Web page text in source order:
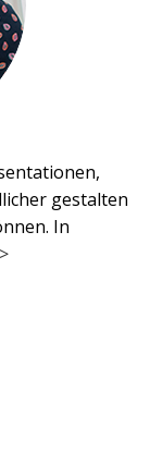
gestalten
In